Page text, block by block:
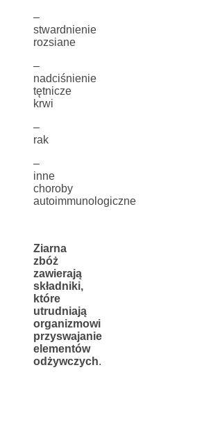
–
stwardnienie
rozsiane
–
nadciśnienie
tętnicze
krwi
–
rak
–
inne
choroby
autoimmunologiczne
Ziarna
zbóż
zawierają
składniki,
które
utrudniają
organizmowi
przyswajanie
elementów
odżywczych.